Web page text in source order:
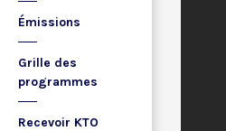
Émissions
Grille des
programmes
Recevoir KTO